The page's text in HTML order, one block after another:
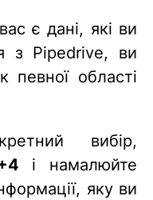
є дані, які ви
з Pipedrive, ви
певної області
вибір,
і намалюйте
яку ви